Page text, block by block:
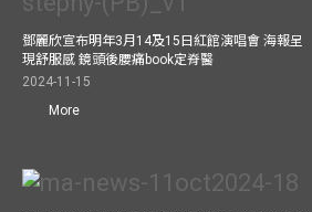
鄧麗欣宣布明年3月14及15日紅館演唱會 海報呈
現舒服感 鏡頭後腰痛book定脊醫
2024-11-15
More